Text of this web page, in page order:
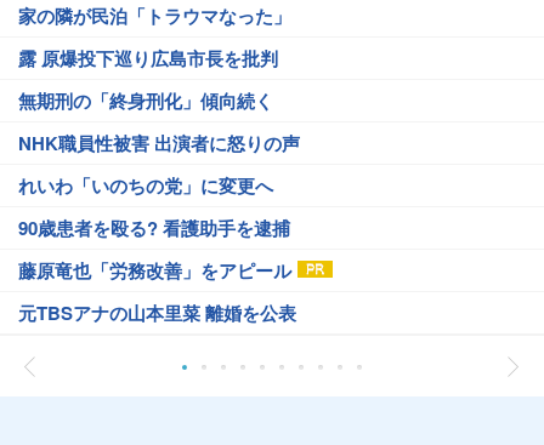
家の隣が民泊「トラウマなった」
露 原爆投下巡り広島市長を批判
無期刑の「終身刑化」傾向続く
NHK職員性被害 出演者に怒りの声
れいわ「いのちの党」に変更へ
90歳患者を殴る? 看護助手を逮捕
藤原竜也「労務改善」をアピール
元TBSアナの山本里菜 離婚を公表